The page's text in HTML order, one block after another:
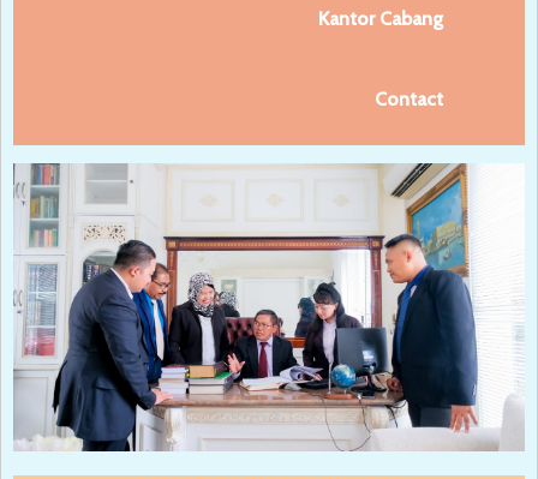
Kantor Cabang
Contact